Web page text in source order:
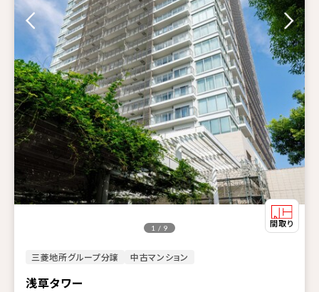
三菱地所グループ分譲 中古マンション
浅草タワー
1 / 9